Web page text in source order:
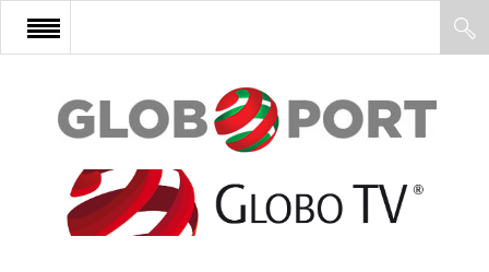
FŐOLDAL
AFRIKA